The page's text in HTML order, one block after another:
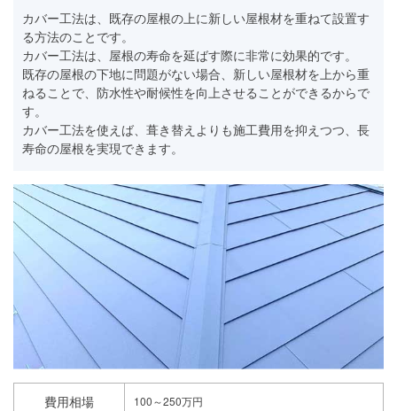
カバー工法は、既存の屋根の上に新しい屋根材を重ねて設置す
る方法のことです。
カバー工法は、屋根の寿命を延ばす際に非常に効果的です。
既存の屋根の下地に問題がない場合、新しい屋根材を上から重
ねることで、防水性や耐候性を向上させることができるからで
す。
カバー工法を使えば、葺き替えよりも施工費用を抑えつつ、長
寿命の屋根を実現できます。
費用相場 100～250万円